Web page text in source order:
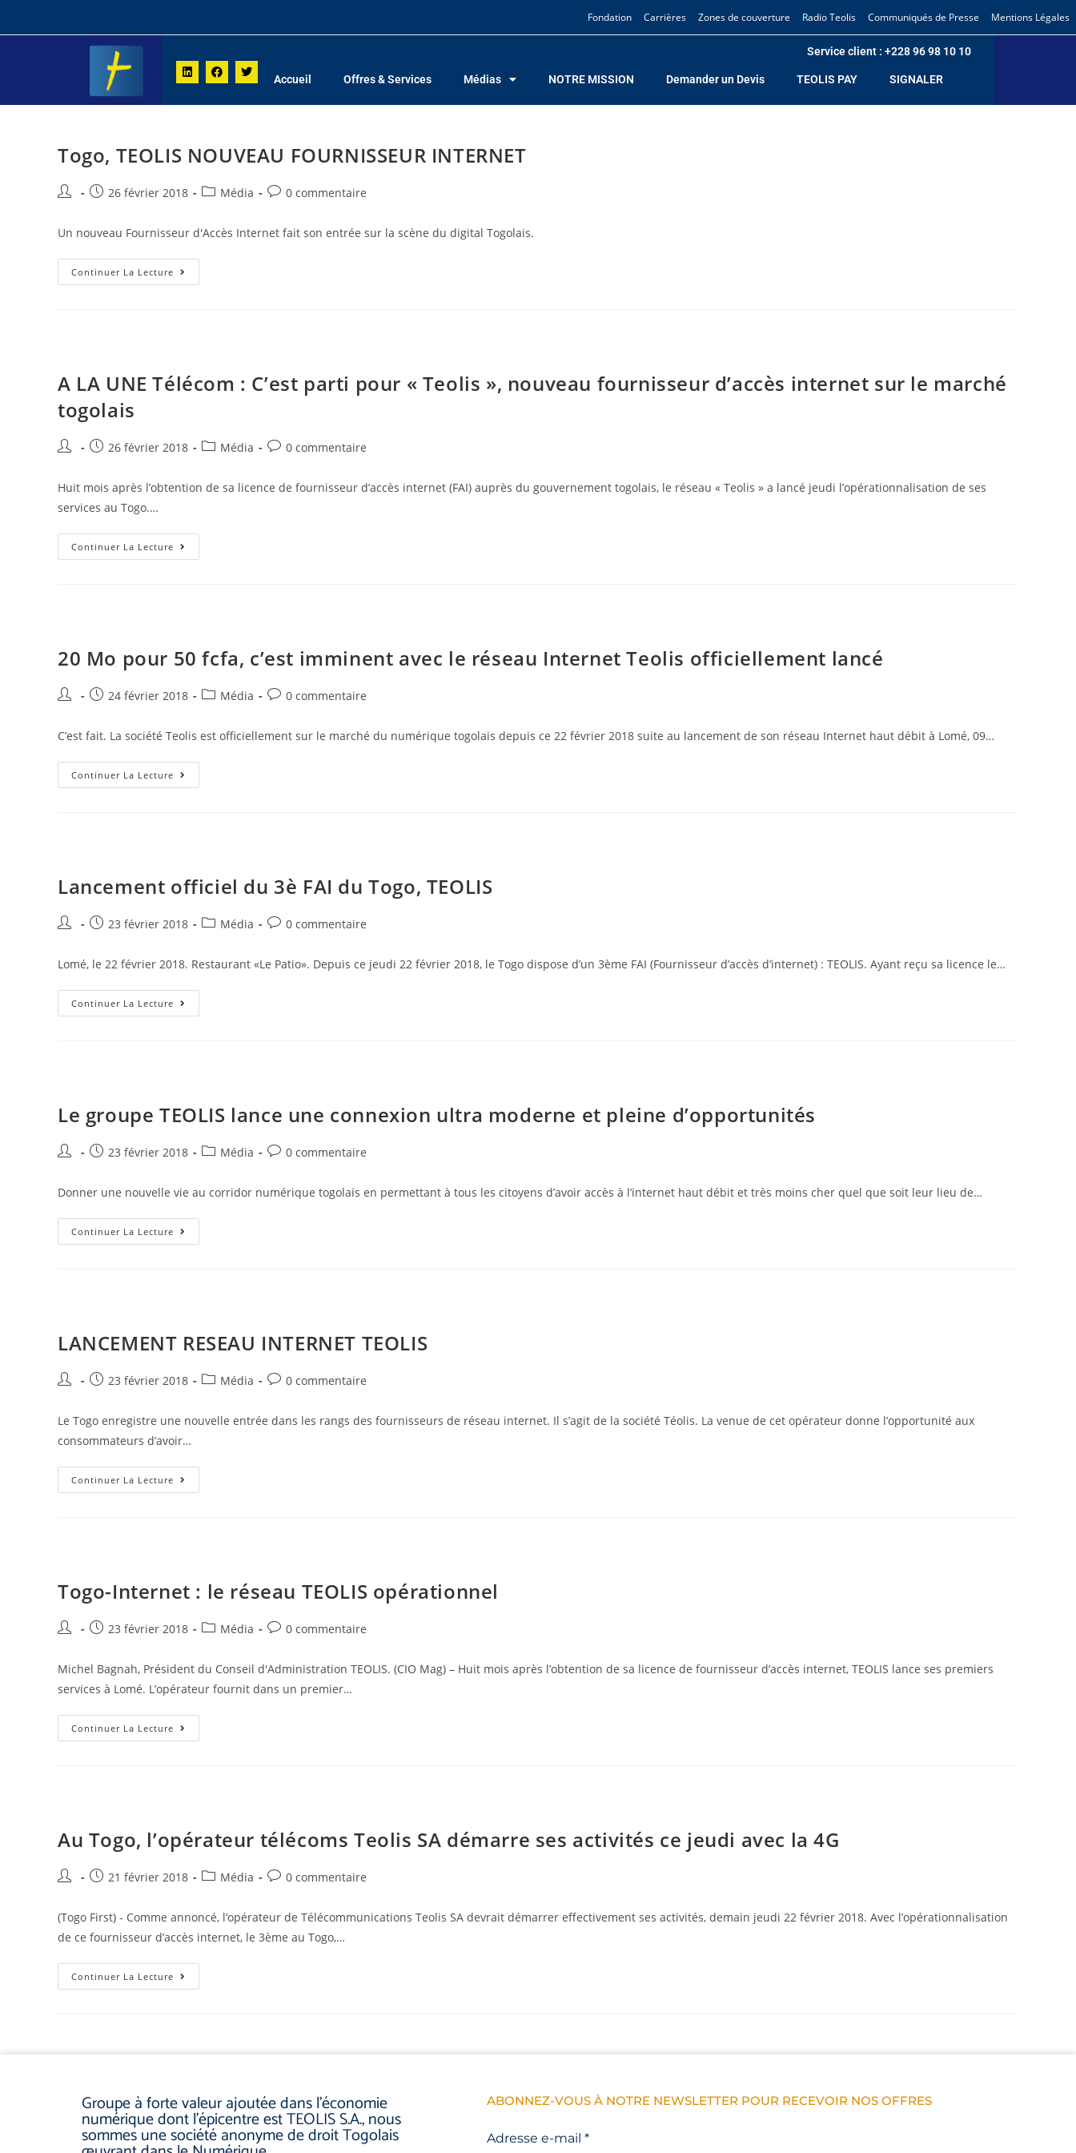
Fondation Carrières Zones de couverture Radio Teolis Communiqués de Presse Mentions Légales
Service client : +228 96 98 10 10​
Accueil Offres & Services Médias NOTRE MISSION Demander un Devis TEOLIS PAY SIGNALER
Togo, TEOLIS NOUVEAU FOURNISSEUR INTERNET
26 février 2018 Média 0 commentaire
Un nouveau Fournisseur d'Accès Internet fait son entrée sur la scène du digital Togolais.
Continuer La Lecture
A LA UNE Télécom : C’est parti pour « Teolis », nouveau fournisseur d’accès internet sur le marché
togolais
26 février 2018 Média 0 commentaire
Huit mois après l’obtention de sa licence de fournisseur d’accès internet (FAI) auprès du gouvernement togolais, le réseau « Teolis » a lancé jeudi l’opérationnalisation de ses
services au Togo.…
Continuer La Lecture
20 Mo pour 50 fcfa, c’est imminent avec le réseau Internet Teolis officiellement lancé
24 février 2018 Média 0 commentaire
C’est fait. La société Teolis est officiellement sur le marché du numérique togolais depuis ce 22 février 2018 suite au lancement de son réseau Internet haut débit à Lomé, 09…
Continuer La Lecture
Lancement officiel du 3è FAI du Togo, TEOLIS
23 février 2018 Média 0 commentaire
Lomé, le 22 février 2018. Restaurant «Le Patio». Depuis ce jeudi 22 février 2018, le Togo dispose d’un 3ème FAI (Fournisseur d’accès d’internet) : TEOLIS. Ayant reçu sa licence le…
Continuer La Lecture
Le groupe TEOLIS lance une connexion ultra moderne et pleine d’opportunités
23 février 2018 Média 0 commentaire
Donner une nouvelle vie au corridor numérique togolais en permettant à tous les citoyens d’avoir accès à l’internet haut débit et très moins cher quel que soit leur lieu de…
Continuer La Lecture
LANCEMENT RESEAU INTERNET TEOLIS
23 février 2018 Média 0 commentaire
Le Togo enregistre une nouvelle entrée dans les rangs des fournisseurs de réseau internet. Il s’agit de la société Téolis. La venue de cet opérateur donne l’opportunité aux
consommateurs d’avoir…
Continuer La Lecture
Togo-Internet : le réseau TEOLIS opérationnel
23 février 2018 Média 0 commentaire
Michel Bagnah, Président du Conseil d'Administration TEOLIS. (CIO Mag) – Huit mois après l’obtention de sa licence de fournisseur d’accès internet, TEOLIS lance ses premiers
services à Lomé. L’opérateur fournit dans un premier…
Continuer La Lecture
Au Togo, l’opérateur télécoms Teolis SA démarre ses activités ce jeudi avec la 4G
21 février 2018 Média 0 commentaire
(Togo First) - Comme annoncé, l’opérateur de Télécommunications Teolis SA devrait démarrer effectivement ses activités, demain jeudi 22 février 2018. Avec l’opérationnalisation
de ce fournisseur d’accès internet, le 3ème au Togo,…
Continuer La Lecture
Groupe à forte valeur ajoutée dans l’économie
numérique dont l’épicentre est TEOLIS S.A., nous
sommes une société anonyme de droit Togolais
ABONNEZ-VOUS À NOTRE NEWSLETTER POUR RECEVOIR NOS OFFRES
Adresse e-mail *